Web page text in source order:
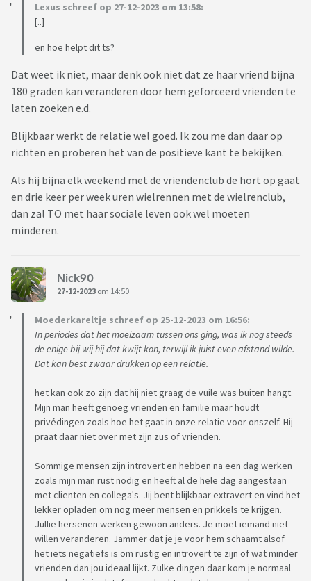
Lexus schreef op 27-12-2023 om 13:58:
[..]
en hoe helpt dit ts?
Dat weet ik niet, maar denk ook niet dat ze haar vriend bijna
180 graden kan veranderen door hem geforceerd vrienden te
laten zoeken e.d.
Blijkbaar werkt de relatie wel goed. Ik zou me dan daar op
richten en proberen het van de positieve kant te bekijken.
Als hij bijna elk weekend met de vriendenclub de hort op gaat
en drie keer per week uren wielrennen met de wielrenclub,
dan zal TO met haar sociale leven ook wel moeten
minderen.
Nick90
27-12-2023 om 14:50
Moederkareltje schreef op 25-12-2023 om 16:56:
In periodes dat het moeizaam tussen ons ging, was ik nog steeds
de enige bij wij hij dat kwijt kon, terwijl ik juist even afstand wilde.
Dat kan best zwaar drukken op een relatie.
het kan ook zo zijn dat hij niet graag de vuile was buiten hangt.
Mijn man heeft genoeg vrienden en familie maar houdt
privédingen zoals hoe het gaat in onze relatie voor onszelf. Hij
praat daar niet over met zijn zus of vrienden.
Sommige mensen zijn introvert en hebben na een dag werken
zoals mijn man rust nodig en heeft al de hele dag aangestaan
met clienten en collega's. Jij bent blijkbaar extravert en vind het
lekker opladen om nog meer mensen en prikkels te krijgen.
Jullie hersenen werken gewoon anders. Je moet iemand niet
willen veranderen. Jammer dat je je voor hem schaamt alsof
het iets negatiefs is om rustig en introvert te zijn of wat minder
vrienden dan jou ideaal lijkt. Zulke dingen daar kom je normaal